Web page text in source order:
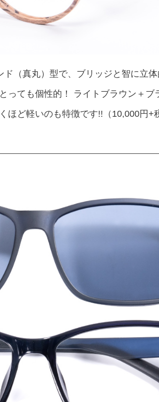
（真丸）型で、ブリッジと智に立
っても個性的！ ライトブラウン＋ブ
ど軽いのも特徴です!!（10,000円+